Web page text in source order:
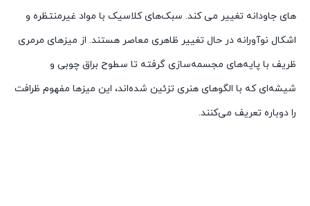
های جاودانه تغییر می کند. سبک‌های کلاسیک با مواد غیرمنتظره و
اشکال نوآورانه در حال تغییر ظاهری معاصر هستند. از میزهای مرمری
ظریف با پایه‌های مجسمه‌سازی گرفته تا سطوح براق چوبی و
شیشه‌ای که با الگوهای هنری تزئین شده‌اند، این میزها مفهوم ظرافت
را دوباره تعریف می‌کنند.